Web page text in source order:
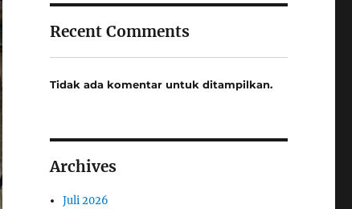
Recent Comments
Tidak ada komentar untuk ditampilkan.
Archives
Juli 2026